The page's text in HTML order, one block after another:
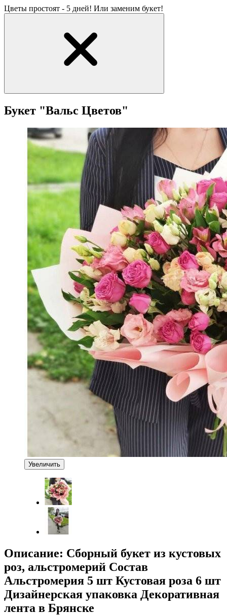
Цветы простоят - 5 дней! Или заменим букет!
Букет "Вальс Цветов"
Увеличить
Описание: Сборный букет из кустовых
роз, альстромерий Состав
Альстромерия 5 шт Кустовая роза 6 шт
Дизайнерская упаковка Декоративная
лента в Брянске